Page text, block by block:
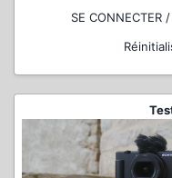
SE CONNECTER